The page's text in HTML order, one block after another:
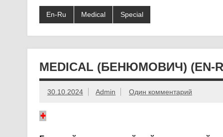
En-Ru Medical Special
MEDICAL (БЕНЮМОВИЧ) (EN-
30.10.2024 Admin Один комментарий